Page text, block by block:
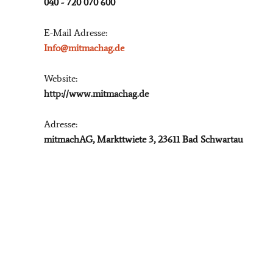
040 - 720 070 600
E-Mail Adresse:
Info@mitmachag.de
Website:
http://www.mitmachag.de
Adresse:
mitmachAG, Markttwiete 3, 23611 Bad Schwartau